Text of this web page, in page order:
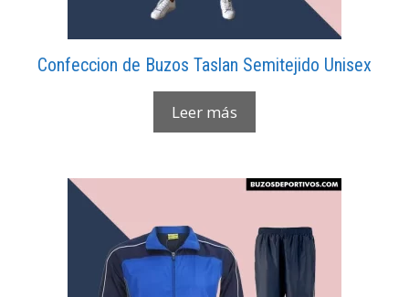
Confeccion de Buzos Taslan Semitejido Unisex
Leer más